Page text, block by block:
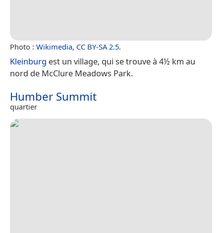
Photo : Wikimedia, CC BY-SA 2.5.
Kleinburg est un village, qui se trouve à 4½ km au
nord de McClure Meadows Park.
Humber Summit
quartier